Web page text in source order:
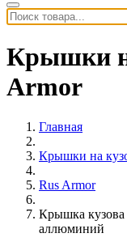
Крышки
Armor
Главная
Крышки на
Rus Armor
Крышка кузова
аллюминий